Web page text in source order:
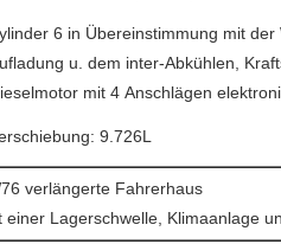
6 in Übereinstimmung mit
u. dem inter-Abkühlen,
mit 4 Anschlägen
9.726L
verlängerte Fahrerhaus
einer Lagerschwelle, Klimaanlage